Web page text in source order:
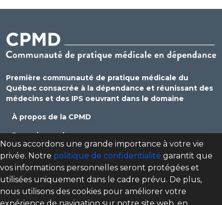
Première communauté de pratique médicale du
Québec consacrée à la dépendance et réunissant des
médecins et des IPS oeuvrant dans le domaine
À propos de la CPMD
Devenir membre
Se connecter
Nous joindre
Politique de confidentialité
Nous accordons une grande importance à votre vie
privée. Notre politique de confidentialité garantit que
vos informations personnelles seront protégées et
utilisées uniquement dans le cadre prévu. De plus,
nous utilisons des cookies pour améliorer votre